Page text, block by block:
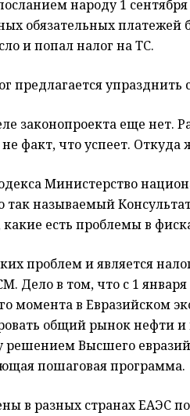
народу 1 сентября
обязательных
и попал налог на ТС.
предлагается упразднить
законопроекта еще нет.
факт, что успеет.
Министерство
так называемый
какие есть проблемы в
проблем и является
Дело в том, что с 1
момента в Евразийском
общий рынок нефти и
решением Высшего
пошаговая программа.
в разных странах ЕАЭС